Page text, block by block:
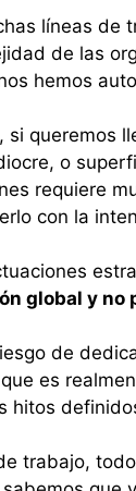
líneas de
de las
hemos
si queremos
o
requiere
con la
global y no
de
es
hitos
trabajo,